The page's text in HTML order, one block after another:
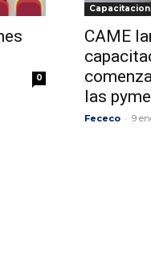
0
CAME
las
Fececo - 9